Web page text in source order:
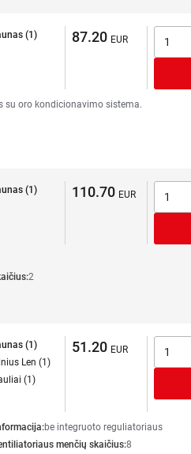
(1) 87.20
su oro kondicionavimo sistema.
(1) 110.70
2
(1)
Len (1)
(1)
51.20
be integruoto reguliatoriaus
menčių skaičius:8